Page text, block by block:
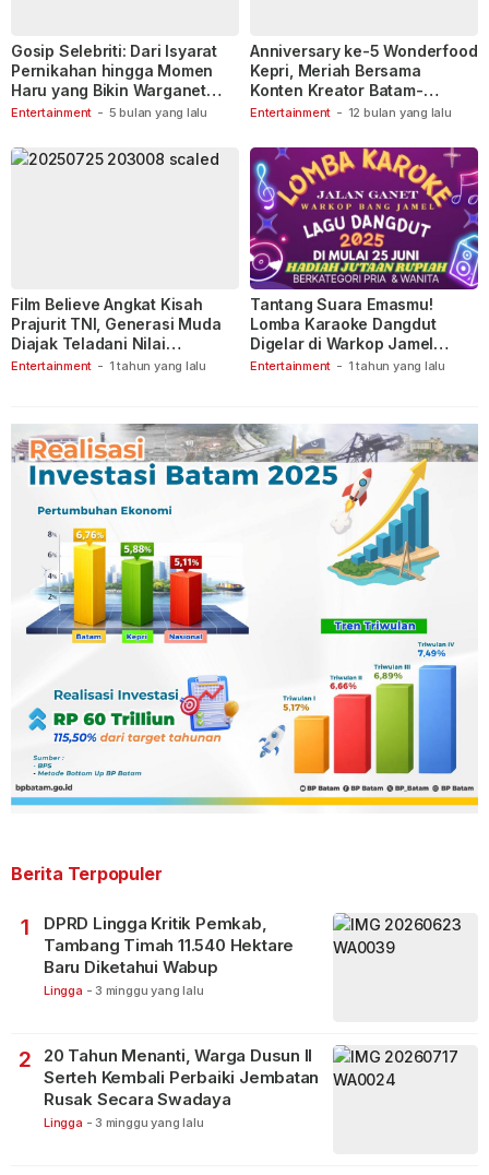
Entertainment - 5 bulan yang lalu
Gosip Selebriti: Dari Isyarat
Pernikahan hingga Momen
Haru yang Bikin Warganet
Berspekulasi
Entertainment - 12 bulan yang lalu
Anniversary ke-5 Wonderfood
Kepri, Meriah Bersama
Konten Kreator Batam-
Tanjungpinang
Entertainment - 1 tahun yang lalu
Film Believe Angkat Kisah
Prajurit TNI, Generasi Muda
Diajak Teladani Nilai
Keberanian
Entertainment - 1 tahun yang lalu
Tantang Suara Emasmu!
Lomba Karaoke Dangdut
Digelar di Warkop Jamel
Ganet
Berita Terpopuler
1
DPRD Lingga Kritik Pemkab,
Tambang Timah 11.540 Hektare
Baru Diketahui Wabup
Lingga - 3 minggu yang lalu
2
20 Tahun Menanti, Warga Dusun II
Serteh Kembali Perbaiki Jembatan
Rusak Secara Swadaya
Lingga - 3 minggu yang lalu